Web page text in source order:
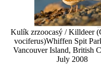
Kulík zrzoocasý / Killdeer
vociferus)Whiffen Spit
Vancouver Island, British
July 2008